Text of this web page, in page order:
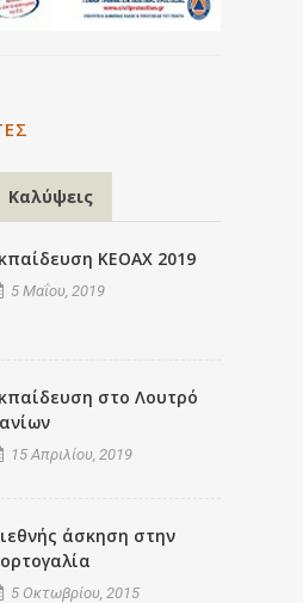
Καλύψεις
ΚΕΟΑΧ 2019
5 Μαΐου, 2019
στο Λουτρό
15 Απριλίου, 2019
άσκηση στην
5 Οκτωβρίου, 2015